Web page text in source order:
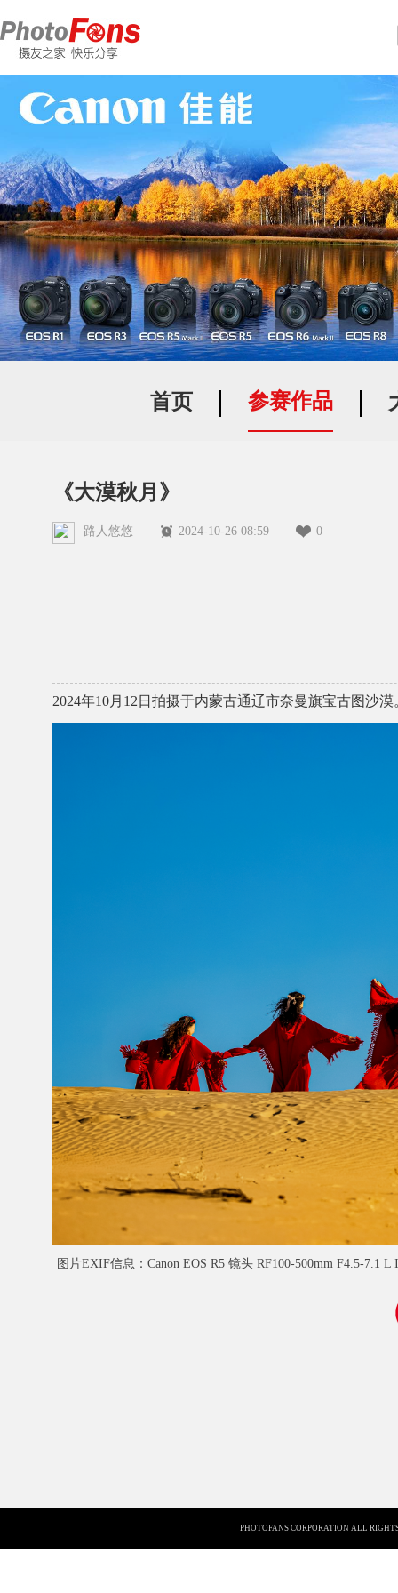
首页 参赛作品
《大漠秋月》
路人悠悠 2024-10-26 08:59 0
2024年10月12日拍摄于内蒙古通辽市奈曼旗宝古图沙漠
图片EXIF信息：Canon EOS R5 镜头 RF100-500mm F4.5-7.1
PHOTOFANS CORPORATION ALL